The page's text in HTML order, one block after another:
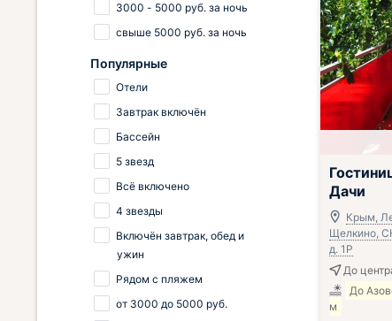
Дачи
Крым,
Щелкино,
д. 1Р
До
До
м
3000 - 5000 руб. за ночь
свыше 5000 руб. за ночь
Популярные
Отели
Завтрак включён
Бассейн
5 звезд
Всё включено
4 звезды
Включён завтрак, обед и
ужин
Рядом с пляжем
от 3000 до 5000 руб.